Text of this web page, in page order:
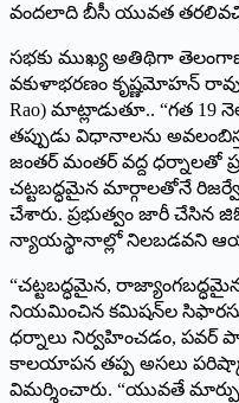
వందలాది బీసీ యువత
సభకు ముఖ్య అతిథిగా
వకుళాభరణం కృష్ణమోహన్ రావు
Rao) మాట్లాడుతూ.. “గత 19
తప్పుడు విధానాలను
జంతర్ మంతర్ వద్ద ధర్నాలతో
చట్టబద్ధమైన మార్గాలతోనే
చేశారు. ప్రభుత్వం జారీ చేసిన
న్యాయస్థానాల్లో నిలబడవని
“చట్టబద్ధమైన,
నియమించిన కమిషన్‌ల
ధర్నాలు నిర్వ‌హించ‌డం, పవర్
కాలయాపన తప్ప అసలు
విమర్శించారు. “యువతే